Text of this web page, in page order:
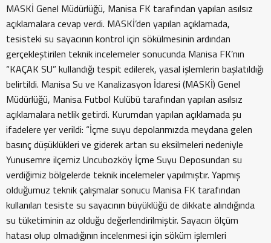
MASKİ Genel Müdürlüğü, Manisa FK tarafından yapılan asılsız
açıklamalara cevap verdi. MASKİ’den yapılan açıklamada,
tesisteki su sayacının kontrol için sökülmesinin ardından
gerçekleştirilen teknik incelemeler sonucunda Manisa FK’nın
“KAÇAK SU” kullandığı tespit edilerek, yasal işlemlerin başlatıldığı
belirtildi. Manisa Su ve Kanalizasyon İdaresi (MASKİ) Genel
Müdürlüğü, Manisa Futbol Kulübü tarafından yapılan asılsız
açıklamalara netlik getirdi. Kurumdan yapılan açıklamada şu
ifadelere yer verildi: “İçme suyu depolarımızda meydana gelen
basınç düşüklükleri ve giderek artan su eksilmeleri nedeniyle
Yunusemre ilçemiz Uncubozköy İçme Suyu Deposundan su
verdiğimiz bölgelerde teknik incelemeler yapılmıştır. Yapmış
olduğumuz teknik çalışmalar sonucu Manisa FK tarafından
kullanılan tesiste su sayacının büyüklüğü de dikkate alındığında
su tüketiminin az olduğu değerlendirilmiştir. Sayacın ölçüm
hatası olup olmadığının incelenmesi için söküm işlemleri